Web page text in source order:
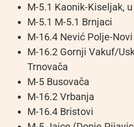
M-5.1 Kaonik-Kiseljak,
M-5.1 M-5.1 Brnjaci
M-16.4 Nević Polje-
M-16.2 Gornji Vakuf/
Trnovača
M-5 Busovača
M-16.2 Vrbanja
M-16.4 Bristovi